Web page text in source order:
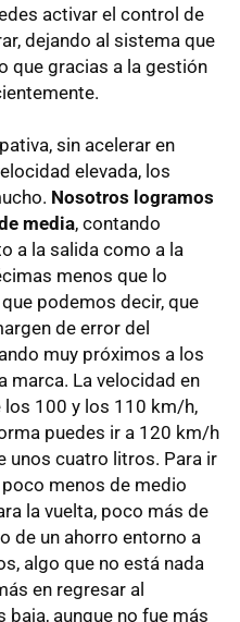
activar el control de
dejando al sistema que
que gracias a la gestión
sin acelerar en
elevada, los
Nosotros logramos
media, contando
a la salida como a la
menos que lo
podemos decir, que
de error del
muy próximos a los
marca. La velocidad en
100 y los 110 km/h,
puedes ir a 120 km/h
unos cuatro litros. Para ir
menos de medio
la vuelta, poco más de
de un ahorro entorno a
algo que no está nada
en regresar al
baja, aunque no fue más